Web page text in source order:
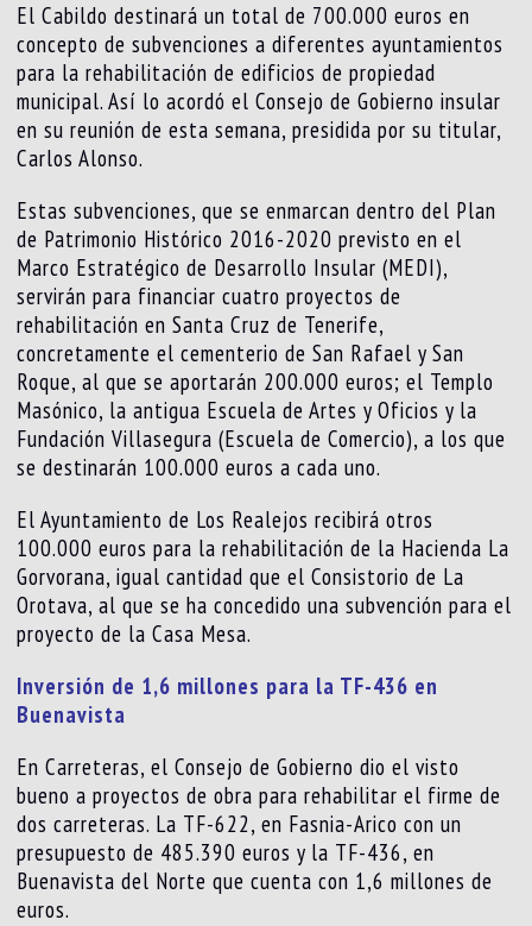
El Cabildo destinará un total de 700.000 euros en
concepto de subvenciones a diferentes ayuntamientos
para la rehabilitación de edificios de propiedad
municipal. Así lo acordó el Consejo de Gobierno insular
en su reunión de esta semana, presidida por su titular,
Carlos Alonso.
Estas subvenciones, que se enmarcan dentro del Plan
de Patrimonio Histórico 2016-2020 previsto en el
Marco Estratégico de Desarrollo Insular (MEDI),
servirán para financiar cuatro proyectos de
rehabilitación en Santa Cruz de Tenerife,
concretamente el cementerio de San Rafael y San
Roque, al que se aportarán 200.000 euros; el Templo
Masónico, la antigua Escuela de Artes y Oficios y la
Fundación Villasegura (Escuela de Comercio), a los que
se destinarán 100.000 euros a cada uno.
El Ayuntamiento de Los Realejos recibirá otros
100.000 euros para la rehabilitación de la Hacienda La
Gorvorana, igual cantidad que el Consistorio de La
Orotava, al que se ha concedido una subvención para el
proyecto de la Casa Mesa.
Inversión de 1,6 millones para la TF-436 en
Buenavista
En Carreteras, el Consejo de Gobierno dio el visto
bueno a proyectos de obra para rehabilitar el firme de
dos carreteras. La TF-622, en Fasnia-Arico con un
presupuesto de 485.390 euros y la TF-436, en
Buenavista del Norte que cuenta con 1,6 millones de
euros.